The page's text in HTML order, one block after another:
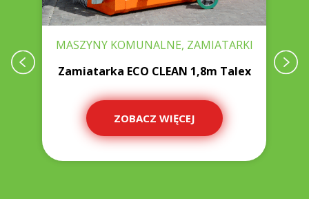
MASZYNY KOMUNALNE, ZAMIATARKI
Zamiatarka ECO CLEAN 1,8m Talex
ZOBACZ WIĘCEJ